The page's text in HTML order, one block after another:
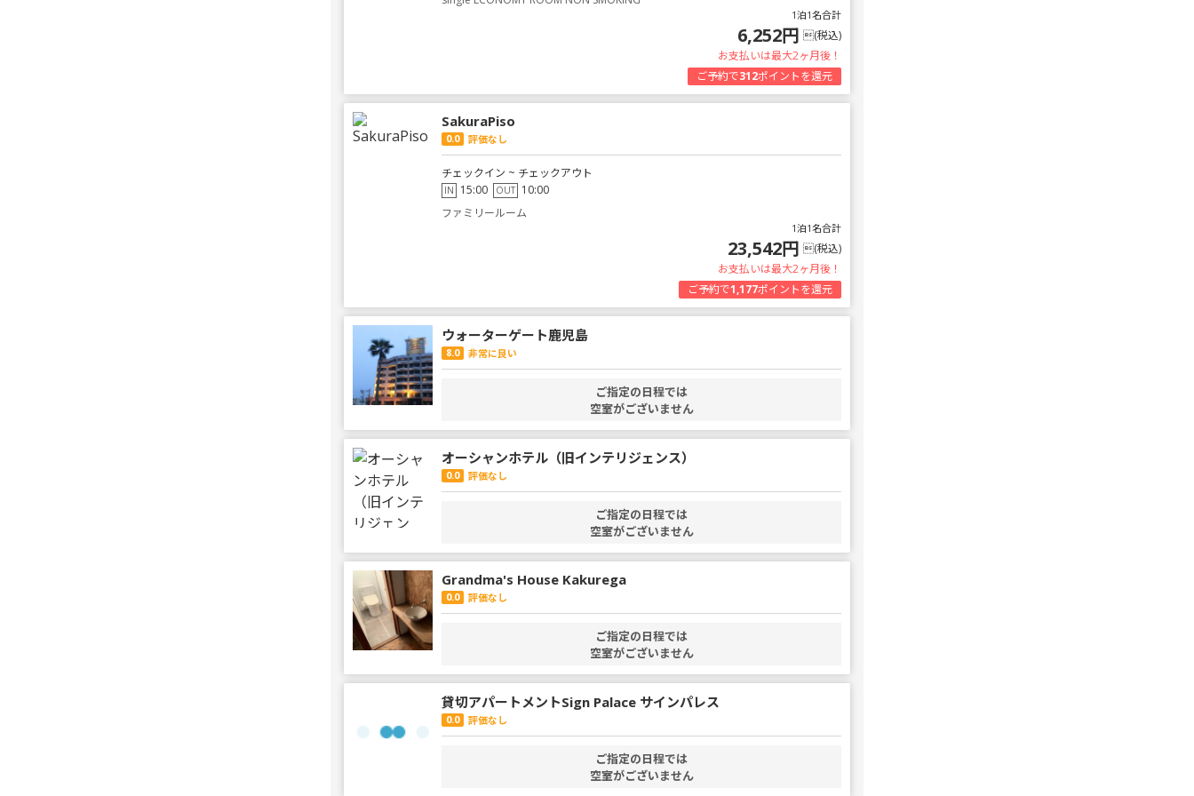
1泊1名合計
6,252円 (税込)
お支払いは最大2ヶ月後！
ご予約で312ポイントを還元
SakuraPiso
0.0 評価なし
チェックイン ~ チェックアウト
IN 15:00 OUT 10:00
ファミリールーム
1泊1名合計
23,542円 (税込)
お支払いは最大2ヶ月後！
ご予約で1,177ポイントを還元
ウォーターゲート鹿児島
8.0 非常に良い
ご指定の日程では
空室がございません
オーシャンホテル（旧インテリジェンス）
0.0 評価なし
ご指定の日程では
空室がございません
Grandma's House Kakurega
0.0 評価なし
ご指定の日程では
空室がございません
貸切アパートメントSign Palace サインパレス
0.0 評価なし
ご指定の日程では
空室がございません